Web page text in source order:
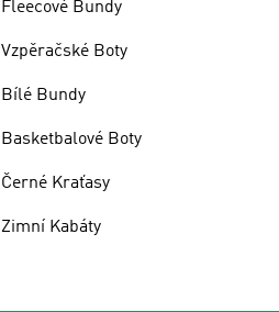
Fleecové Bundy
Vzpěračské Boty
Bílé Bundy
Basketbalové Boty
Černé Kraťasy
Zimní Kabáty